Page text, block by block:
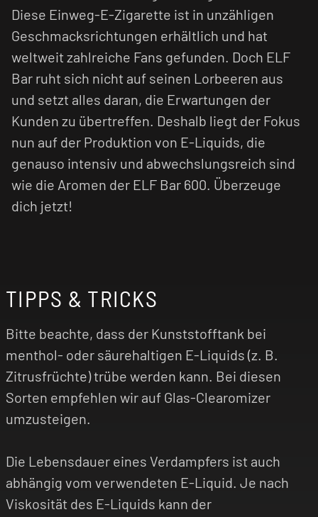
Diese Einweg-E-Zigarette ist in unzähligen
Geschmacksrichtungen erhältlich und hat
weltweit zahlreiche Fans gefunden. Doch ELF
Bar ruht sich nicht auf seinen Lorbeeren aus
und setzt alles daran, die Erwartungen der
Kunden zu übertreffen. Deshalb liegt der Fokus
nun auf der Produktion von E-Liquids, die
genauso intensiv und abwechslungsreich sind
wie die Aromen der ELF Bar 600. Überzeuge
dich jetzt!
TIPPS & TRICKS
Bitte beachte, dass der Kunststofftank bei
menthol- oder säurehaltigen E-Liquids (z. B.
Zitrusfrüchte) trübe werden kann. Bei diesen
Sorten empfehlen wir auf Glas-Clearomizer
umzusteigen.
Die Lebensdauer eines Verdampfers ist auch
abhängig vom verwendeten E-Liquid. Je nach
Viskosität des E-Liquids kann der